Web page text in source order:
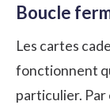
Boucle
Les cartes
fonctionnent
particulier. Par